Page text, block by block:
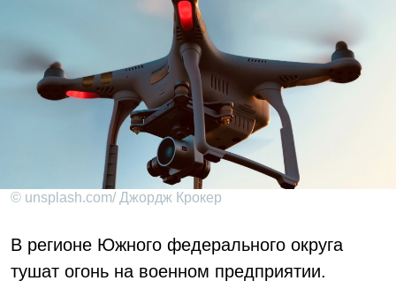
© unsplash.com/ Джордж Крокер
В регионе Южного федерального округа
тушат огонь на военном предприятии.